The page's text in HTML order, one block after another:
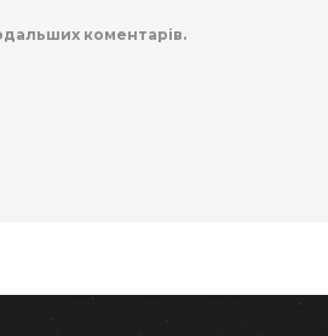
коментарів.